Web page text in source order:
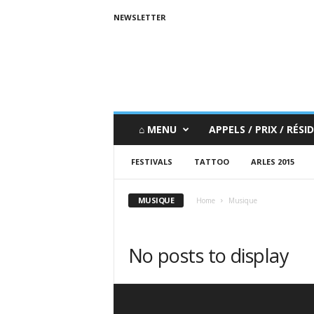
NEWSLETTER
⌂ MENU APPELS / PRIX /
FESTIVALS TATTOO ARLES 2015
MUSIQUE Home Musique
No posts to display